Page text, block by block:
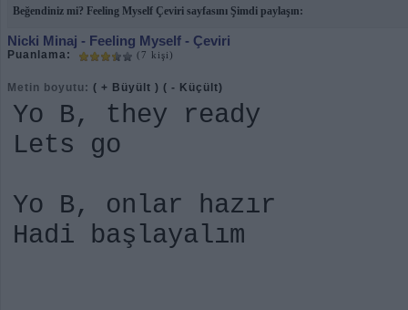
Beğendiniz mi? Feeling Myself Çeviri sayfasını Şimdi paylaşın:
Nicki Minaj - Feeling Myself - Çeviri
Puanlama: (7 kişi)
Metin boyutu: ( + Büyült ) ( - Küçült)
Yo B, they ready
Lets go
Yo B, onlar hazır
Hadi başlayalım